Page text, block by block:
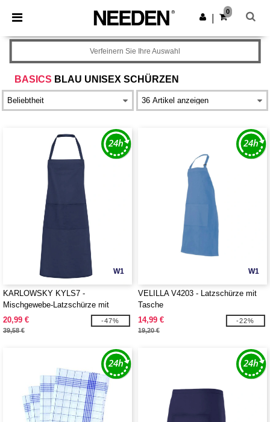
× Needen App
Bessere Preise in der App!
App holen
0
BASICS BLAU UNISEX SCHÜRZEN
Verfeinern Sie Ihre Auswahl
W1
KARLOWSKY KYLS7 -
Mischgewebe-Latzschürze mit
Tasche
20,99 €
39,58 €
-47%
W1
VELILLA V4203 - Latzschürze mit
Tasche
14,99 €
19,20 €
-22%